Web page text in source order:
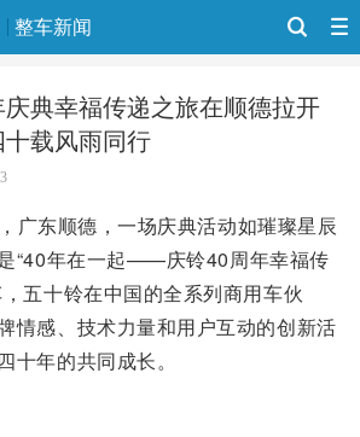
整车新闻
庆典幸福传递之旅在顺德拉开
载风雨同行
广东顺德，一场庆典活动如璀璨星辰
“40年在一起——庆铃40周年幸福传
五十铃在中国的全系列商用车伙
情感、技术力量和用户互动的创新活
十年的共同成长。